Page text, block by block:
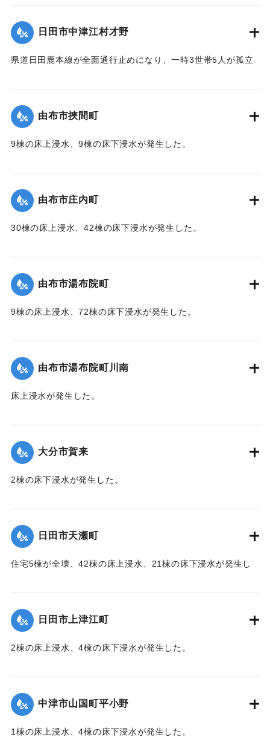
決壊の恐れがあるとして11日午後4時20分、平山区の7世帯20
人に避難勧告を出した。
【出典：NHKニュース】
日田市中津江村才野
県道日田鹿本線が全面通行止めになり、一時3世帯5人が孤立
（第 22 報）】
2020/7/6｜固有コード: 01215060
由布市挾間町
9棟の床上浸水、9棟の床下浸水が発生した。
｜固有コード:
由布市庄内町
30棟の床上浸水、42棟の床下浸水が発生した。
｜固有コード: 01215054
由布市湯布院町
9棟の床上浸水、72棟の床下浸水が発生した。
｜固有コード: 01215055
由布市湯布院町川南
床上浸水が発生した。
2020/7/6｜固有コード:01215056
大分市賀来
2棟の床下浸水が発生した。
2020/7/6｜固有コード:
日田市天瀬町
住宅5棟が全壊、42棟の床上浸水、21棟の床下浸水が発生し
（第 37 報）】
｜固有コード:01215050
日田市上津江町
2棟の床上浸水、4棟の床下浸水が発生した。
｜固有コード:
中津市山国町平小野
1棟の床上浸水、4棟の床下浸水が発生した。